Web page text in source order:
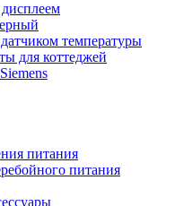
температуры
для коттеджей
питания
питания